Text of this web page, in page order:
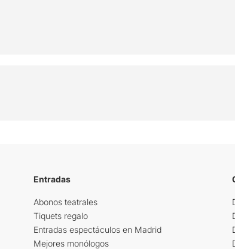
Entradas
Abonos teatrales
Tiquets regalo
Entradas espectáculos en Madrid
Mejores monólogos